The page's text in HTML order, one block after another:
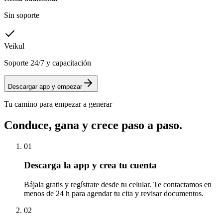
Sin soporte
Veikul
Soporte 24/7 y capacitación
Descargar app y empezar
Tu camino para empezar a generar
Conduce, gana y crece paso a paso.
01
Descarga la app y crea tu cuenta
Bájala gratis y regístrate desde tu celular. Te contactamos en
menos de 24 h para agendar tu cita y revisar documentos.
02